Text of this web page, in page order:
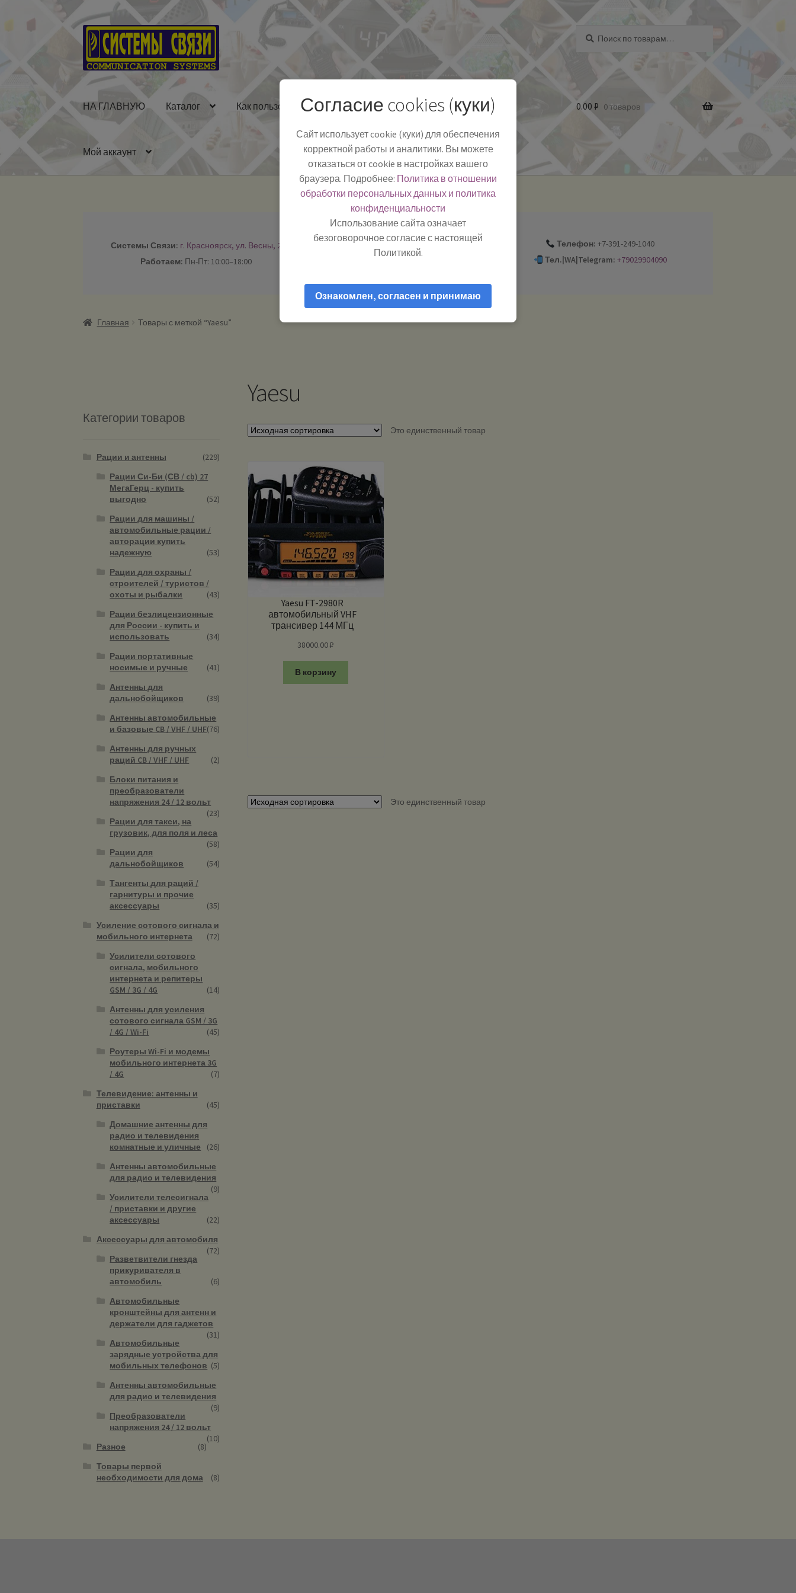
Перейти
к
навигации
Перейти
к
содержимому
НА ГЛАВНУЮ Каталог Как пользоваться Полезная информация БЛОГ
Мой аккаунт
0.00 ₽ 0 товаров
Системы Связи: г. Красноярск, ул. Весны, 2
Работаем: Пн-Пт: 10:00–18:00
-
Телефон: +7-391-249-1040
Тел.|WA|Telegram: +79029904090
Главная Товары с меткой “Yaesu”
Yaesu
Это единственный товар
Yaesu FT-2980R
автомобильный VHF
трансивер 144 МГц
38000.00₽
В корзину
Это единственный товар
Категории товаров
Рации и антенны
(229)
Рации Си-Би (СВ / cb) 27
МегаГерц - купить
выгодно
(52)
Рации для машины /
автомобильные рации /
авторации купить
надежную
(53)
Рации для охраны /
строителей / туристов /
охоты и рыбалки
(43)
Рации безлицензионные
для России - купить и
использовать
(34)
Рации портативные
носимые и ручные
(41)
Антенны для
дальнобойщиков
(39)
Антенны автомобильные
и базовые CB / VHF / UHF(76)
Антенны для ручных
раций CB / VHF / UHF
(2)
Блоки питания и
преобразователи
напряжения 24 / 12 вольт
(23)
Рации для такси, на
грузовик, для поля и леса
(58)
Рации для
дальнобойщиков
(54)
Тангенты для раций /
гарнитуры и прочие
аксессуары
(35)
Усиление сотового сигнала и
мобильного интернета
(72)
Усилители сотового
сигнала, мобильного
интернета и репитеры
GSM / 3G / 4G
(14)
Антенны для усиления
сотового сигнала GSM / 3G
/ 4G / Wi-Fi
(45)
Роутеры Wi-Fi и модемы
мобильного интернета 3G
/ 4G
(7)
Телевидение: антенны и
приставки
(45)
Домашние антенны для
радио и телевидения
комнатные и уличные
(26)
Антенны автомобильные
для радио и телевидения
(9)
Усилители телесигнала
/ приставки и другие
аксессуары
(22)
Аксессуары для автомобиля
(72)
Разветвители гнезда
прикуривателя в
автомобиль
(6)
Автомобильные
кронштейны для антенн и
держатели для гаджетов
(31)
Автомобильные
зарядные устройства для
мобильных телефонов (5)
Антенны автомобильные
для радио и телевидения
(9)
Преобразователи
напряжения 24 / 12 вольт
(10)
Разное
(8)
Товары первой
необходимости для дома
(8)
Согласие cookies (куки)
Сайт использует cookie (куки) для обеспечения
корректной работы и аналитики. Вы можете
отказаться от cookie в настройках вашего
браузера. Подробнее: Политика в отношении
обработки персональных данных и политика
конфиденциальности
Использование сайта означает
безоговорочное согласие с настоящей
Политикой.
Ознакомлен, согласен и принимаю